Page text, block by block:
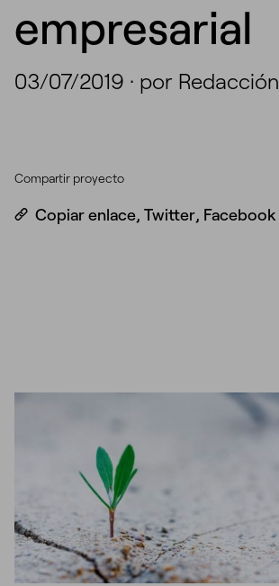
empresarial
03/07/2019 · por Redacción
Compartir proyecto
Copiar enlace, Twitter, Facebook